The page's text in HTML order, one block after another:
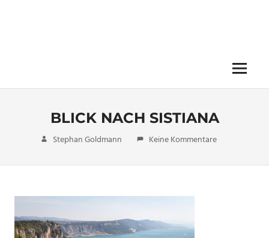
Menü
BLICK NACH SISTIANA
15. Oktober 2017
Stephan Goldmann Keine Kommentare